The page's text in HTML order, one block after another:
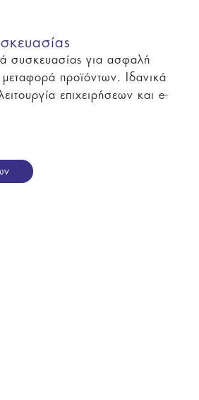
συσκευασίας για ασφαλή
προϊόντων. Ιδανικά
επιχειρήσεων και e-